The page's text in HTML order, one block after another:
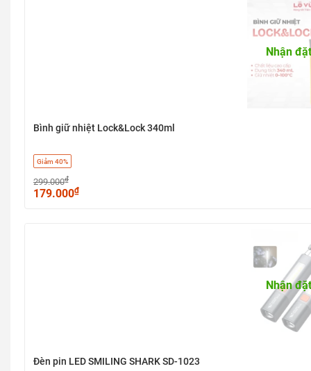
Nhận
Bình giữ nhiệt Lock&Lock 340ml
Giảm 40%
299.000₫
179.000₫
Nhận
Đèn pin LED SMILING SHARK SD-1023